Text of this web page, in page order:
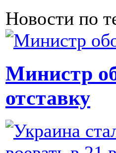
Новости по
Министр
отставку